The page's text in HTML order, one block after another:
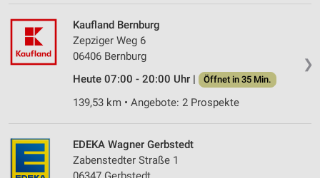
❯
Kaufland Bernburg
Zepziger Weg 6
06406 Bernburg
Heute 07:00 - 20:00 Uhr |
Öffnet in 35 Min.
139,53 km • Angebote: 2 Prospekte
EDEKA Wagner Gerbstedt
Zabenstedter Straße 1